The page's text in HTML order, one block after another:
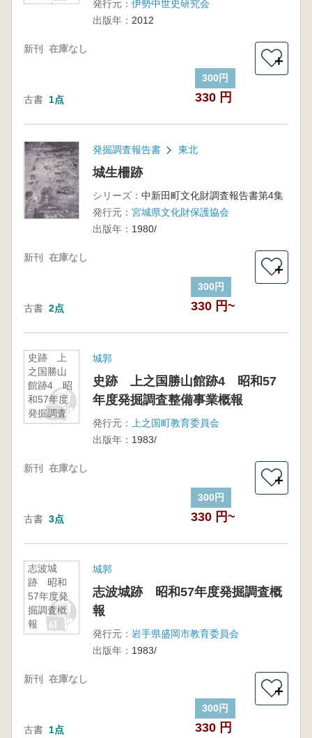
陸・東
発行元： 伊勢中世史研究会
出版年： 2012
新刊 在庫なし
古書 1点
300円
330 円
＋
発掘調査報告書 東北
城生柵跡
シリーズ： 中新田町文化財調査報告書第4集
発行元： 宮城県文化財保護協会
出版年： 1980/
新刊 在庫なし
古書 2点
300円
330 円~
＋
史跡 上
之国勝山
館跡4 昭
和57年度
発掘調査
整備事業
城郭
史跡 上之国勝山館跡4 昭和57
年度発掘調査整備事業概報
発行元：
上之国町教育委員会
出版年： 1983/
新刊 在庫なし
古書 3点
300円
330 円~
＋
志波城
跡 昭和
57年度発
掘調査概
報
城郭
志波城跡 昭和57年度発掘調査概
報
発行元： 岩手県盛岡市教育委員会
出版年： 1983/
新刊 在庫なし
古書 1点
300円
330 円
＋